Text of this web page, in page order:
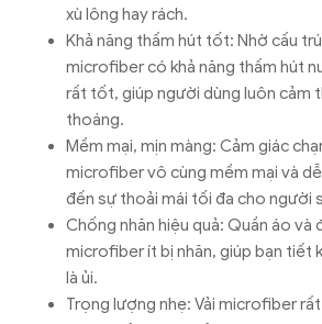
xù lông hay rách.
Khả năng thấm hút tốt: Nhờ cấu
microfiber có khả năng thấm hút
rất tốt, giúp người dùng luôn cảm
thoáng.
Mềm mại, mịn màng: Cảm giác
microfiber vô cùng mềm mại và
đến sự thoải mái tối đa cho người
Chống nhăn hiệu quả: Quần áo và
microfiber ít bị nhăn, giúp bạn tiết
là ủi.
Trọng lượng nhẹ: Vải microfiber